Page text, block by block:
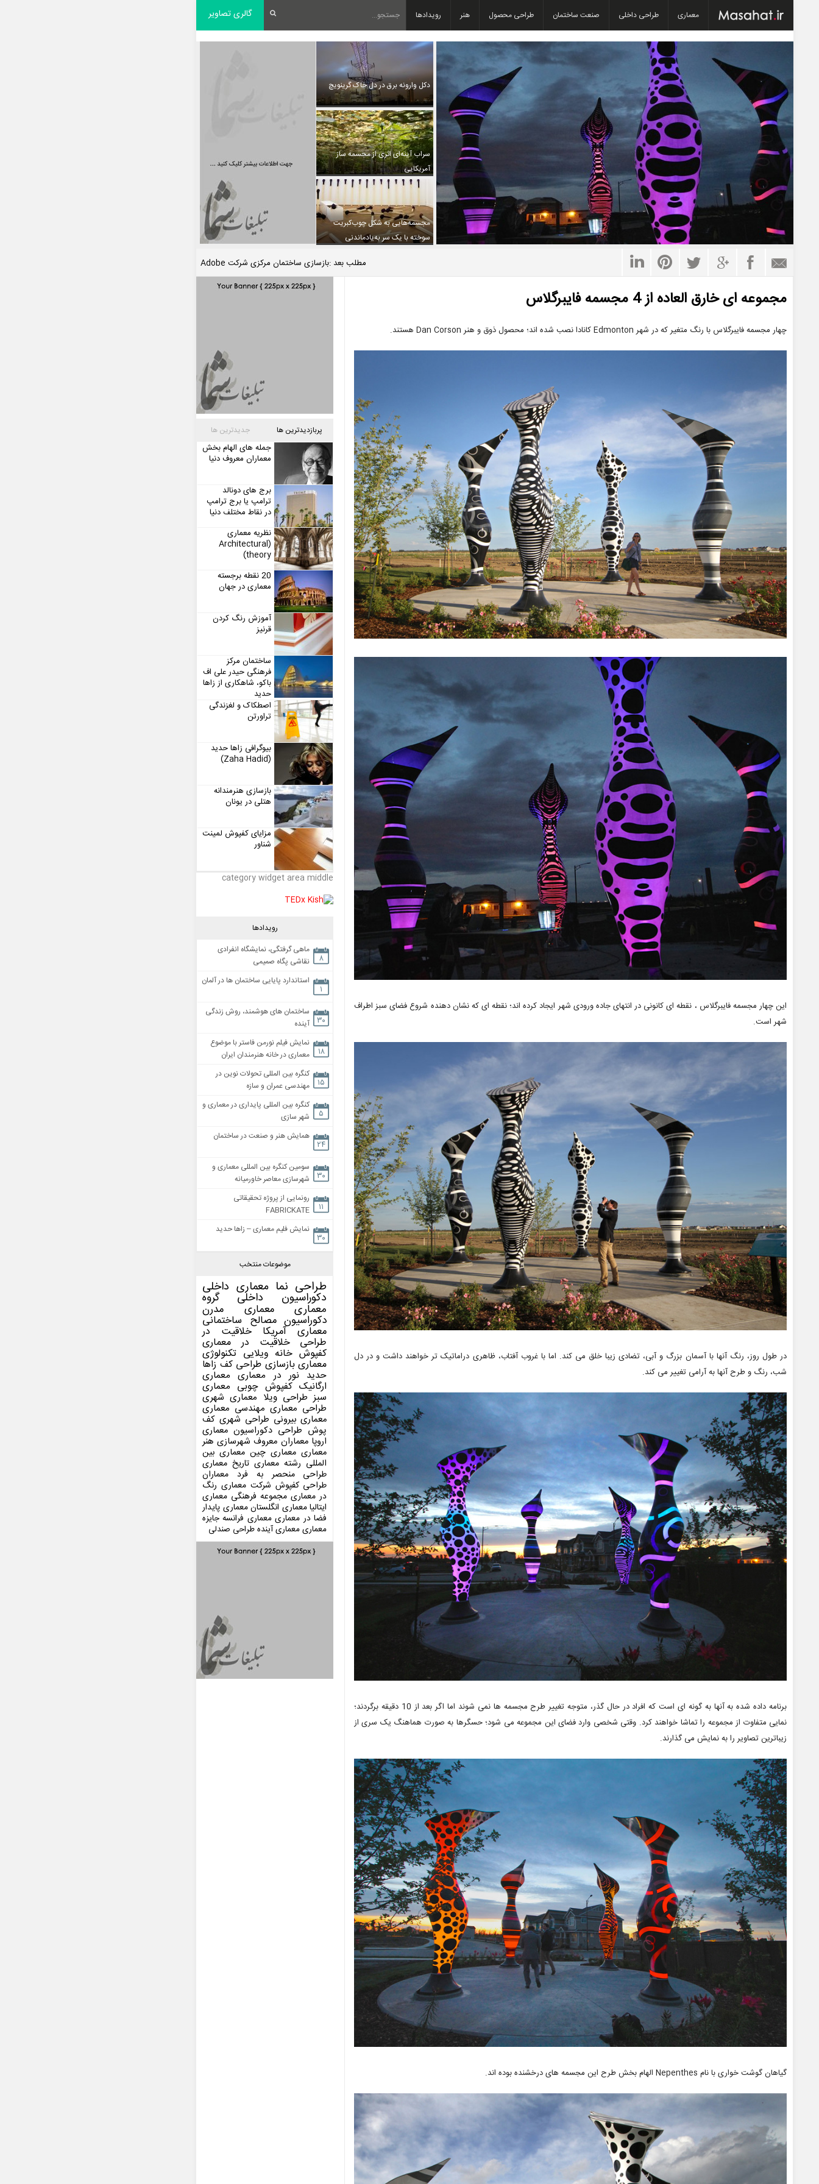
معماری طراحی داخلی صنعت ساختمان طراحی محصول هنر رویدادها گالری تصاویر
دکل وارونه برق در دل خاک گرینویچ
سراب آینه‌ای اثری از مجسمه ساز
آمریکایی
مجسمه‌هایی به شکل چوب‌کبریت
سوخته با یک سر به‌یادماندنی
مطلب بعد :بازسازی ساختمان مرکزی شرکت Adobe
مجموعه ای خارق العاده از 4 مجسمه فایبرگلاس
چهار مجسمه فایبرگلاس با رنگ متغیر که در شهر Edmonton کانادا نصب شده اند؛ محصول ذوق و هنر Dan Corson هستند.
این چهار مجسمه فایبرگلاس ، نقطه ای کانونی در انتهای جاده ورودی شهر ایجاد کرده اند؛ نقطه ای که نشان دهنده شروع فضای سبز اطراف
شهر است.
در طول روز، رنگ آنها با آسمان بزرگ و آبی، تضادی زیبا خلق می کند. اما با غروب آفتاب، ظاهری دراماتیک تر خواهند داشت و در دل
شب، رنگ و طرح آنها به آرامی تغییر می کند.
برنامه داده شده به آنها به گونه ای است که افراد در حال گذر، متوجه تغییر طرح مجسمه ها نمی شوند اما اگر بعد از 10 دقیقه برگردند؛
نمایی متفاوت از مجموعه را تماشا خواهند کرد. وقتی شخصی وارد فضای این مجموعه می شود؛ حسگرها به صورت هماهنگ یک سری از
زیباترین تصاویر را به نمایش می گذارند.
گیاهان گوشت خواری با نام Nepenthes الهام بخش طرح این مجسمه های درخشنده بوده اند.
پربازدیدترین ها جدیدترین ها
جمله های الهام بخش
معماران معروف دنیا
برج های دونالد
ترامپ یا برج ترامپ
در نقاط مختلف دنیا
نظریه معماری
(Architectural
theory)
20 نقطه برجسته
معماری در جهان
آموزش رنگ کردن
قرنیز
ساختمان مرکز
فرهنگی حیدر علی اف
باکو، شاهکاری از زاها
حدید
اصطکاک و لغزندگی
تراورتن
بیوگرافی زاها حدید
(Zaha Hadid)
بازسازی هنرمندانه
هتلی در یونان
مزایای کفپوش لمینت
شناور
category widget area middle
رویدادها
۸
ماهی گرفتگی، نمایشگاه انفرادی
نقاشی پگاه صمیمی
۱
استاندارد پایایی ساختمان ها در آلمان
۳۰
ساختمان های هوشمند، روش زندگی
آینده
۱۸
نمایش فیلم نورمن فاستر با موضوع
معماری در خانه هنرمندان ایران
۱۵
کنگره بین المللی تحولات نوین در
مهندسی عمران و سازه
۵
کنگره بین المللی پایداری در معماری و
شهر سازی
۲۴
همایش هنر و صنعت در ساختمان
۳۰
سومین کنگره بین المللی معماری و
شهرسازی معاصر خاورمیانه
۱۱
رونمایی از پروژه تحقیقاتی
FABRICKATE
۳۰
نمایش فلیم معماری – زاها حدید
موضوعات منتخب
طراحی نما معماری داخلی
دکوراسیون داخلی گروه
معماری معماری مدرن
دکوراسیون مصالح ساختمانی
معماری آمریکا خلاقیت در
طراحی خلاقیت در معماری
کفپوش خانه ویلایی تکنولوژی
معماری بازسازی طراحی کف زاها
حدید نور در معماری معماری
ارگانیک کفپوش چوبی معماری
سبز طراحی ویلا معماری شهری
طراحی معماری مهندسی معماری
معماری بیرونی طراحی شهری کف
پوش طراحی دکوراسیون معماری
اروپا معماران معروف شهرسازی هنر
معماری معماری چین معماری بین
المللی رشته معماری تاریخ معماری
طراحی منحصر به فرد معماران
طراحی کفپوش شرکت معماری رنگ
در معماری مجموعه فرهنگی معماری
ایتالیا معماری انگلستان معماری پایدار
فضا در معماری معماری فرانسه جایزه
معماریمعماری آیندهطراحی صندلی